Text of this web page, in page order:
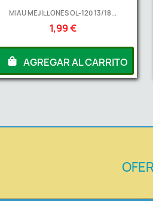
MIAU MEJILLONES OL-120 13/18...
1,99 €
AGREGAR AL CARRITO